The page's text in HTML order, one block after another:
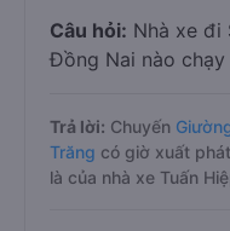
Câu hỏi: Nhà xe đi
Đồng Nai nào chạy
Trả lời: Chuyến
Trăng có giờ xuất
là của nhà xe Tuấn